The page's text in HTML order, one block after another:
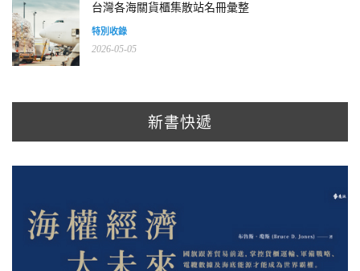
台灣各海關貨櫃集散站名冊彙整
特別收錄
2026-05-05
新書快遞